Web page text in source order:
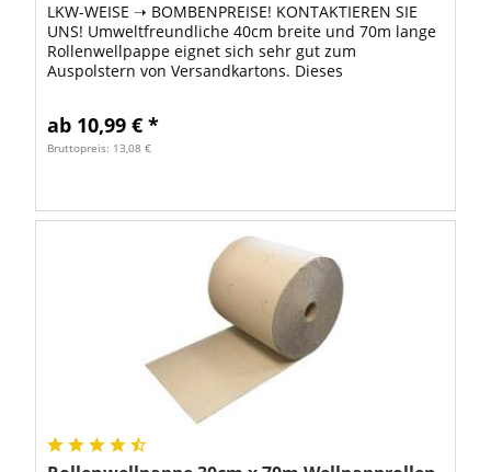
LKW-WEISE ➝ BOMBENPREISE! KONTAKTIEREN SIE
UNS! Umweltfreundliche 40cm breite und 70m lange
Rollenwellpappe eignet sich sehr gut zum
Auspolstern von Versandkartons. Dieses
ab 10,99 € *
Bruttopreis: 13,08 €